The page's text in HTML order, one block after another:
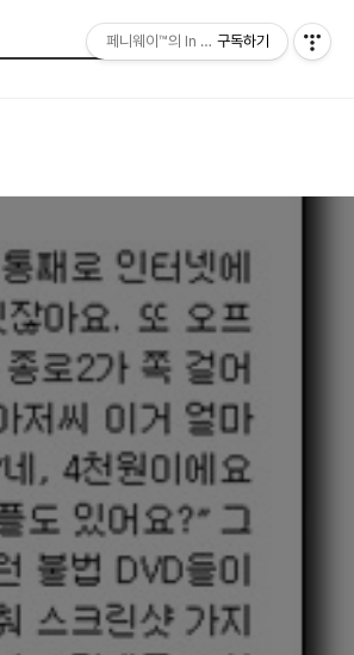
페니웨이™의 In This Film
구독하기